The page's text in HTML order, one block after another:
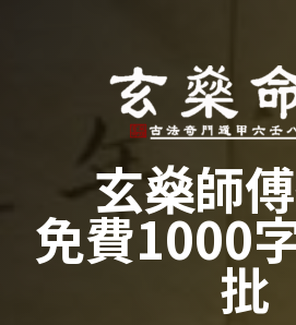
玄燊師
免費1000
批